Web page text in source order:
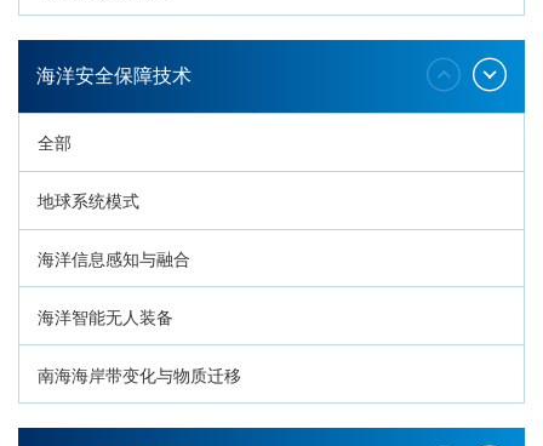
深海生命与生态过程
海洋安全保障技术
全部
地球系统模式
海洋信息感知与融合
海洋智能无人装备
南海海岸带变化与物质迁移
环南海地质过程与灾害响应